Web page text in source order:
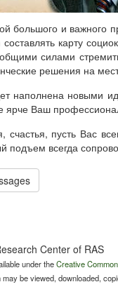
большого и важного
карту
силами
решения на
наполнена новыми
ярче Ваш
пусть Вас
подъем всегда
Center of RAS
under theCreative
be viewed, downloaded,